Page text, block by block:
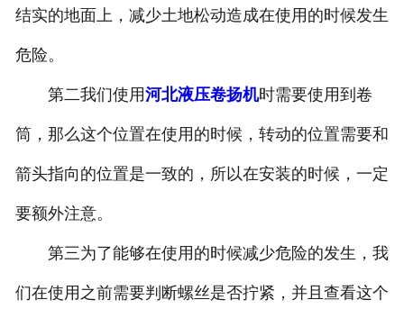
结实的地面上，减少土地松动造成在使用的时候发生
危险。
第二我们使用河北液压卷扬机时需要使用到卷
筒，那么这个位置在使用的时候，转动的位置需要和
箭头指向的位置是一致的，所以在安装的时候，一定
要额外注意。
第三为了能够在使用的时候减少危险的发生，我
们在使用之前需要判断螺丝是否拧紧，并且查看这个